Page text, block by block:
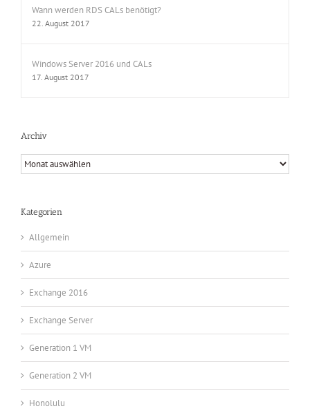
Wann werden RDS CALs benötigt?
22. August 2017
Windows Server 2016 und CALs
17. August 2017
Archiv
Archiv
Kategorien
Allgemein
Azure
Exchange 2016
Exchange Server
Generation 1 VM
Generation 2 VM
Honolulu